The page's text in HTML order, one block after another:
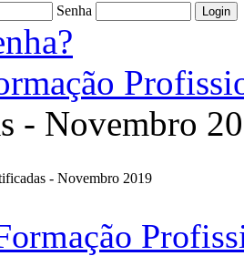
Senha
- Novembro
- Novembro 2019